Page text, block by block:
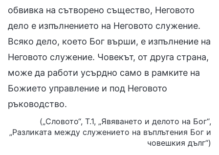
обвивка на сътворено същество, Неговото
дело е изпълнението на Неговото служение.
Всяко дело, което Бог върши, е изпълнение на
Неговото служение. Човекът, от друга страна,
може да работи усърдно само в рамките на
Божието управление и под Неговото
ръководство.
(„Словото“, Т.1, „Явяването и делото на Бог“,
„Разликата между служението на въплътения Бог и
човешкия дълг“)